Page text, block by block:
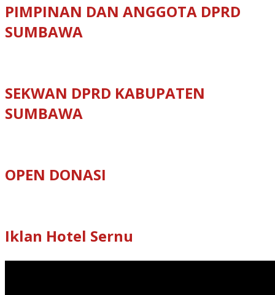
PIMPINAN DAN ANGGOTA DPRD
SUMBAWA
SEKWAN DPRD KABUPATEN
SUMBAWA
OPEN DONASI
Iklan Hotel Sernu